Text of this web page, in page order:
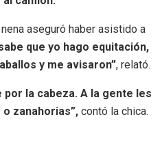
aseguró haber asistido a
que yo hago equitación,
y me avisaron”, relató.
por la cabeza. A la gente les
zanahorias”, contó la chica.